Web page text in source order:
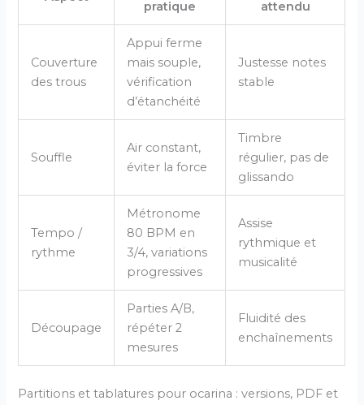
pratique attendu
Couverture
des trous
Appui ferme
mais souple,
vérification
d’étanchéité
Justesse notes
stable
Souffle
Air constant,
éviter la force
Timbre
régulier, pas de
glissando
Tempo /
rythme
Métronome
80 BPM en
3/4, variations
progressives
Assise
rythmique et
musicalité
Découpage
Parties A/B,
répéter 2
mesures
Fluidité des
enchaînements
Partitions et tablatures pour ocarina : versions, PDF et